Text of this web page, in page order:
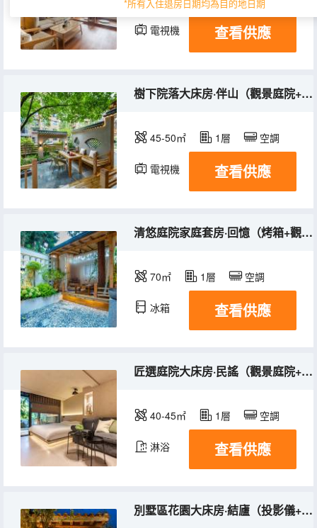
*所有入住退房日期均為目的地日期
電視機 冰箱
查看供應
樹下院落大床房·伴山（觀景庭院+電視機+洗衣機）
45-50㎡ 1層 空調
電視機 查看供應
清悠庭院家庭套房·回憶（烤箱+觀景庭院+投影儀）
70㎡ 1層 空調
冰箱 查看供應
匠選庭院大床房·民謠（觀景庭院+投影儀+洗衣機）
40-45㎡ 1層 空調
淋浴 查看供應
別墅區花園大床房·結廬（投影儀+空調）